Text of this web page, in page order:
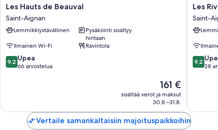
Les
Hauts
de
Beauval
Aignan
Les Hauts de Beauval
Saint-Aignan
Lemmikkiystävällinen
Pysäköinti sisältyy
hintaan
Ilmainen Wi-Fi
Ravintola
9.2
kautta
9,2 Upea
66 arvostelua
Hinta
161 €
161 €
sisältää verot ja maksut
30.8.–31.8.
Les
Rivages
de
Beauval
Aignan
Les
Saint-
9.2
kautta
9,2
28
Vertaile samankaltaisiin majoituspaikkoihin